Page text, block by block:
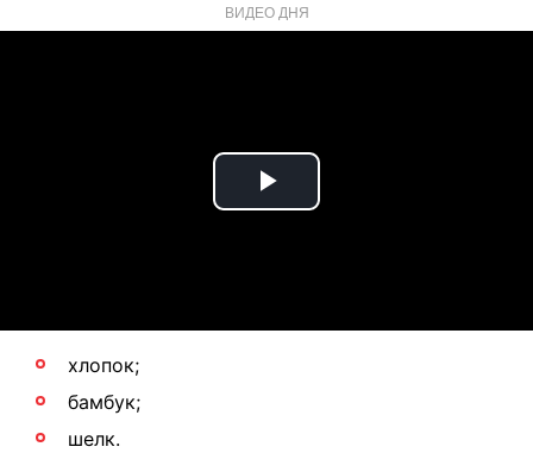
ВИДЕО ДНЯ
Play
хлопок;
бамбук;
шелк.